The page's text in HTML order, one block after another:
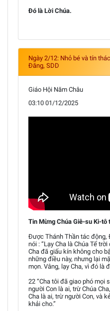
Đó là Lời Chúa.
Ngày 2/12: Nhỏ bé và tín
Đăng, SDD
Giáo Hội Năm Châu
03:10 01/12/2025
Tin Mừng Chúa Giê-su Ki-tô
Được Thánh Thần tác động,
nói : “Lạy Cha là Chúa Tể
Cha đã giấu kín không cho
những điều này, nhưng lại
mọn. Vâng, lạy Cha, vì đó là
22 “Cha tôi đã giao phó mọi
người Con là ai, trừ Chúa
Cha là ai, trừ người Con, và
khải cho.”